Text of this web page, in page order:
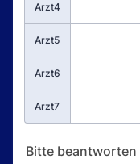
Arzt4
Arzt5
Arzt6
Arzt7
Bitte beantworten